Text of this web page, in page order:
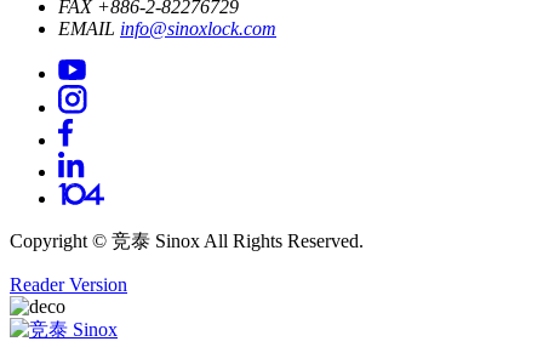
FAX +886-2-82276729
EMAIL info@sinoxlock.com
Copyright © 竞泰 Sinox All Rights Reserved.
Reader Version